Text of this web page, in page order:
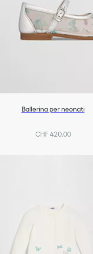
Ballerina per neonati
CHF 420.00